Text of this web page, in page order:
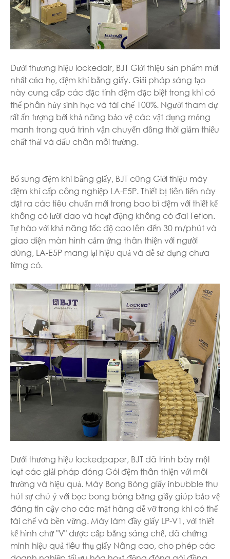
Dưới thương hiệu lockedair, BJT Giới thiệu sản phẩm mới
nhất của họ, đệm khí bằng giấy. Giải pháp sáng tạo
này cung cấp các đặc tính đệm đặc biệt trong khi có
thể phân hủy sinh học và tái chế 100%. Người tham dự
rất ấn tượng bởi khả năng bảo vệ các vật dụng mỏng
manh trong quá trình vận chuyển đồng thời giảm thiểu
chất thải và dấu chân môi trường.
Bổ sung đệm khí bằng giấy, BJT cũng Giới thiệu máy
đệm khí cấp công nghiệp LA-E5P. Thiết bị tiên tiến này
đặt ra các tiêu chuẩn mới trong bao bì đệm với thiết kế
không có lưỡi dao và hoạt động không có đai Teflon.
Tự hào với khả năng tốc độ cao lên đến 30 m/phút và
giao diện màn hình cảm ứng thân thiện với người
dùng, LA-E5P mang lại hiệu quả và dễ sử dụng chưa
từng có.
Dưới thương hiệu lockedpaper, BJT đã trình bày một
loạt các giải pháp đóng Gói đệm thân thiện với môi
trường và hiệu quả. Máy Bong Bóng giấy inbubble thu
hút sự chú ý với bọc bong bóng bằng giấy giúp bảo vệ
đáng tin cậy cho các mặt hàng dễ vỡ trong khi có thể
tái chế và bền vững. Máy làm đầy giấy LP-V1, với thiết
kế hình chữ "V" được cấp bằng sáng chế, đã chứng
minh hiệu quả tiêu thụ giấy Nâng cao, cho phép các